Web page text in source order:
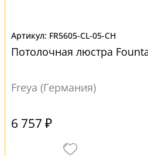
FR5605-CL-05-CH
Потолочная люстра
Freya (Германия)
6 757 ₽